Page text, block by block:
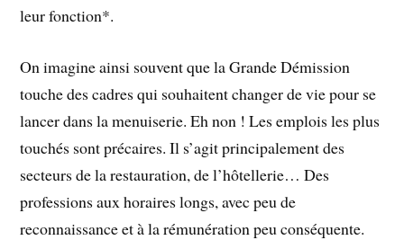
leur fonction*.
On imagine ainsi souvent que la Grande Démission
touche des cadres qui souhaitent changer de vie pour se
lancer dans la menuiserie. Eh non ! Les emplois les plus
touchés sont précaires. Il s’agit principalement des
secteurs de la restauration, de l’hôtellerie… Des
professions aux horaires longs, avec peu de
reconnaissance et à la rémunération peu conséquente.